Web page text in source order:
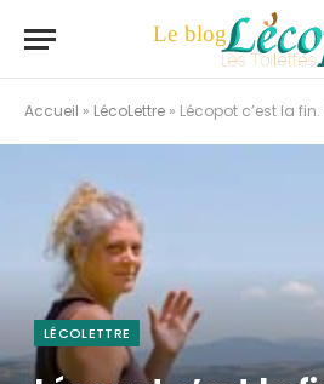
Accueil » LécoLettre » Lécopot c’est la
LÉCOLETTRE